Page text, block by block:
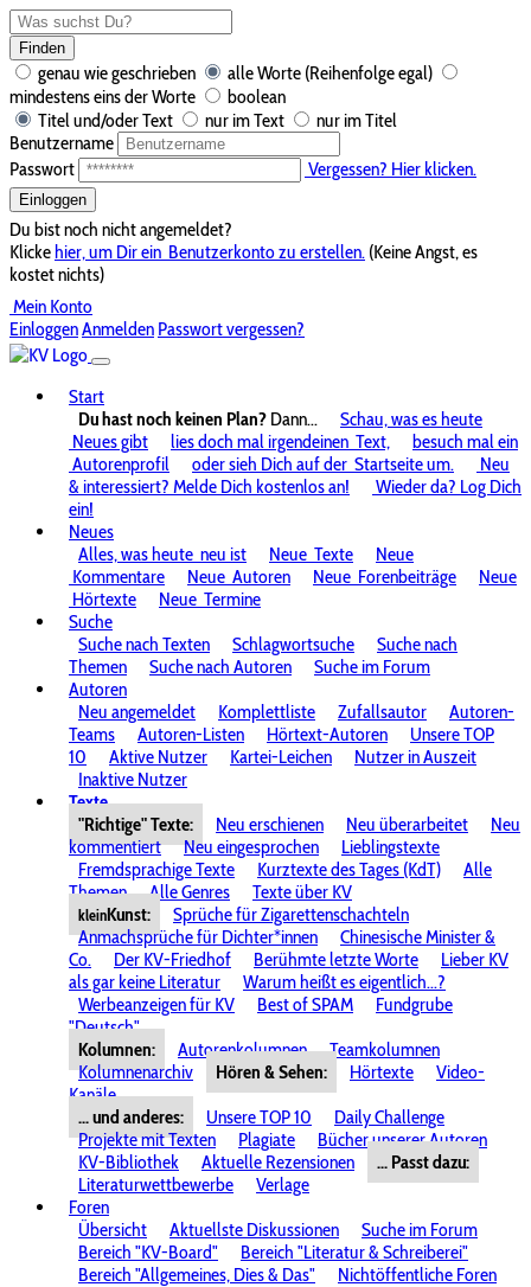
Finden
genau wie geschrieben
alle Worte (Reihenfolge egal)
mindestens eins der Worte
boolean
Titel und/oder Text
nur im Text
nur im Titel
Benutzername
Passwort
Vergessen? Hier klicken.
Einloggen
Du bist noch nicht angemeldet?
Klickehier, um Dir ein Benutzerkonto zu erstellen. (Keine Angst, es
kostet nichts)
Mein Konto
EinloggenAnmelden Passwort vergessen?
Start
Du hast noch keinen Plan? Dann...
Schau, was es heute
Neues gibt
lies doch mal irgendeinen Text,
besuch mal ein
Autorenprofil
oder sieh Dich auf der Startseite um.
Neu
& interessiert? Melde Dich kostenlos an!
Wieder da? Log Dich
ein!
Neues
Alles, was heute neu ist Neue Texte
Neue
Kommentare
Neue Autoren Neue Forenbeiträge
Neue
Hörtexte
Neue Termine
Suche
Suche nach Texten
Schlagwortsuche
Suche nach
Themen
Suche nach Autoren
Suche im Forum
Autoren
Neu angemeldet
Komplettliste Zufallsautor
Autoren-
Teams
Autoren-Listen Hörtext-Autoren
Unsere TOP
10
Aktive Nutzer Kartei-Leichen
Nutzer in Auszeit
Inaktive Nutzer
Texte
"Richtige" Texte:
Neu erschienen Neu überarbeitet
Neu
kommentiert
Neu eingesprochen
Lieblingstexte
Fremdsprachige Texte
Kurztexte des Tages (KdT)
Alle
Themen
Alle Genres Texte über KV
kleinKunst:
Sprüche für Zigarettenschachteln
Anmachsprüche für Dichter*innen
Chinesische Minister &
Co.
Der KV-Friedhof Berühmte letzte Worte
Lieber KV
als gar keine Literatur
Warum heißt es eigentlich...?
Werbeanzeigen für KV
Best of SPAM
Fundgrube
"Deutsch"
Kolumnen:
Autorenkolumnen
Teamkolumnen
Kolumnenarchiv
Hören & Sehen: Hörtexte
Video-
Kanäle
... und anderes:
Unsere TOP 10
Daily Challenge
Projekte mit Texten
Plagiate
Bücher unserer Autoren
KV-Bibliothek
Aktuelle Rezensionen
... Passt dazu:
Literaturwettbewerbe
Verlage
Foren
Übersicht
Aktuellste Diskussionen
Suche im Forum
Bereich "KV-Board"
Bereich "Literatur & Schreiberei"
Bereich "Allgemeines, Dies & Das"
Nichtöffentliche Foren